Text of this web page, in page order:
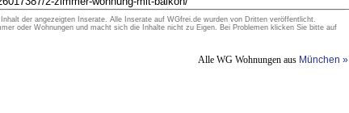
der angezeigten Inserate. Alle Inserate auf WGfrei.de wurden von Dritten veröffentlicht.
oder Wohnungen und macht sich die Inhalte nicht zu Eigen. Bei Problemen klicken Sie bitte auf
Alle WG Wohnungen aus München »